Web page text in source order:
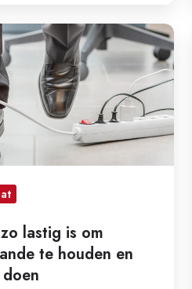
lastig is om
te houden en